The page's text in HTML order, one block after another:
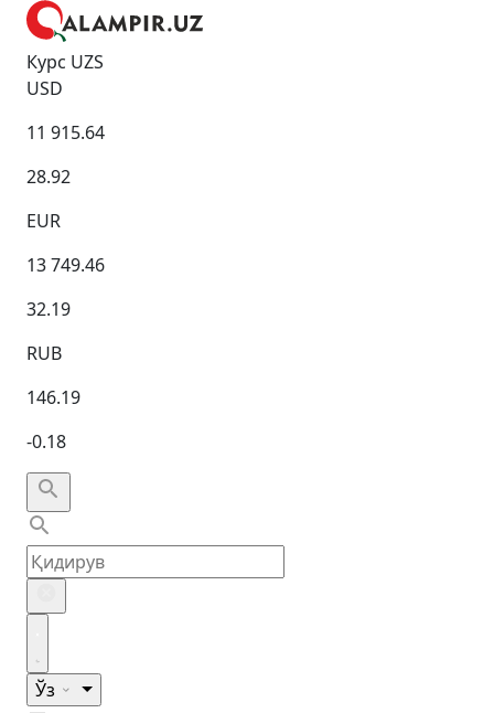
Курс UZS
USD
11 915.64
28.92
EUR
13 749.46
32.19
RUB
146.19
-0.18
Ўз